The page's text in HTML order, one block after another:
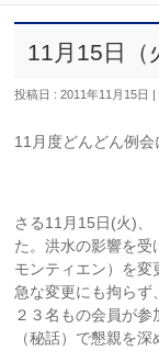
11月15日
投稿日 : 2011年11月15日
11月度どんどん例会
さる11月15日(火)、
た。洪水の影響を受
モンティエン）を変
急な変更にも拘らず
２３名もの会員が
（秘話）で懇親を深